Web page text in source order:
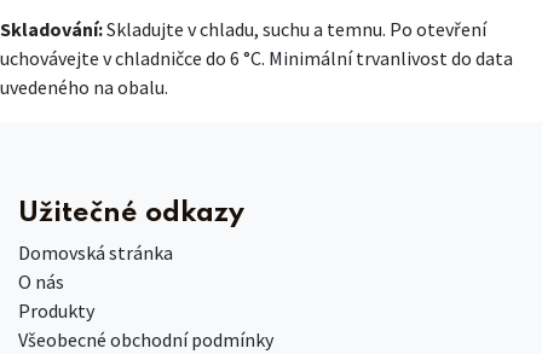
Skladování:Skladujte v chladu, suchu a temnu. Po otevření
uchovávejte v chladničce do 6 °C. Minimální trvanlivost do data
uvedeného na obalu.
Užitečné odkazy
Domovská stránka
O nás
Produkty
Všeobecné obchodní podmínky